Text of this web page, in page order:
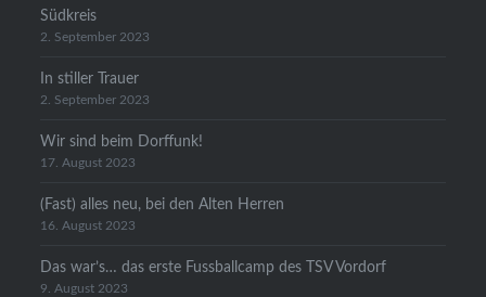
Südkreis
2. September 2023
In stiller Trauer
2. September 2023
Wir sind beim Dorffunk!
17. August 2023
(Fast) alles neu, bei den Alten Herren
16. August 2023
Das war’s… das erste Fussballcamp des TSV Vordorf
9. August 2023